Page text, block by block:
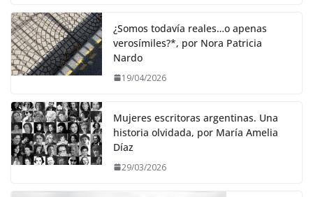
¿Somos todavía reales…o apenas
verosímiles?*, por Nora Patricia
Nardo
19/04/2026
Mujeres escritoras argentinas. Una
historia olvidada, por María Amelia
Díaz
29/03/2026